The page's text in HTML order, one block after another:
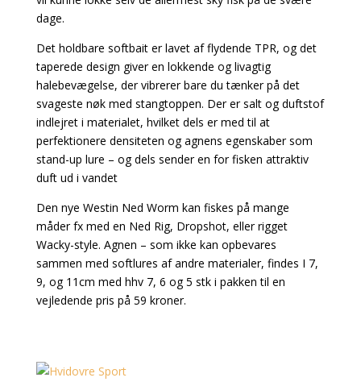
dage.
Det holdbare softbait er lavet af flydende TPR, og det
taperede design giver en lokkende og livagtig
halebevægelse, der vibrerer bare du tænker på det
svageste nøk med stangtoppen. Der er salt og duftstof
indlejret i materialet, hvilket dels er med til at
perfektionere densiteten og agnens egenskaber som
stand-up lure – og dels sender en for fisken attraktiv
duft ud i vandet
Den nye Westin Ned Worm kan fiskes på mange
måder fx med en Ned Rig, Dropshot, eller rigget
Wacky-style. Agnen – som ikke kan opbevares
sammen med softlures af andre materialer, findes I 7,
9, og 11cm med hhv 7, 6 og 5 stk i pakken til en
vejledende pris på 59 kroner.